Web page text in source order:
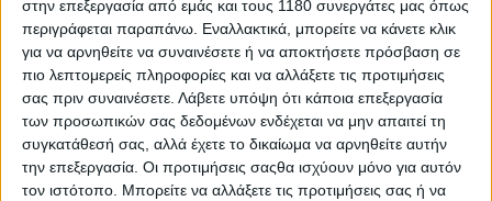
στην επεξεργασία από εμάς και τους 1180 συνεργάτες μας όπως
περιγράφεται παραπάνω. Εναλλακτικά, μπορείτε να κάνετε κλικ
για να αρνηθείτε να συναινέσετε ή να αποκτήσετε πρόσβαση σε
πιο λεπτομερείς πληροφορίες και να αλλάξετε τις προτιμήσεις
σας πριν συναινέσετε. Λάβετε υπόψη ότι κάποια επεξεργασία
των προσωπικών σας δεδομένων ενδέχεται να μην απαιτεί τη
συγκατάθεσή σας, αλλά έχετε το δικαίωμα να αρνηθείτε αυτήν
την επεξεργασία. Οι προτιμήσεις σαςθα ισχύουν μόνο για αυτόν
τον ιστότοπο. Μπορείτε να αλλάξετε τις προτιμήσεις σας ή να
Race News 21/5/2026